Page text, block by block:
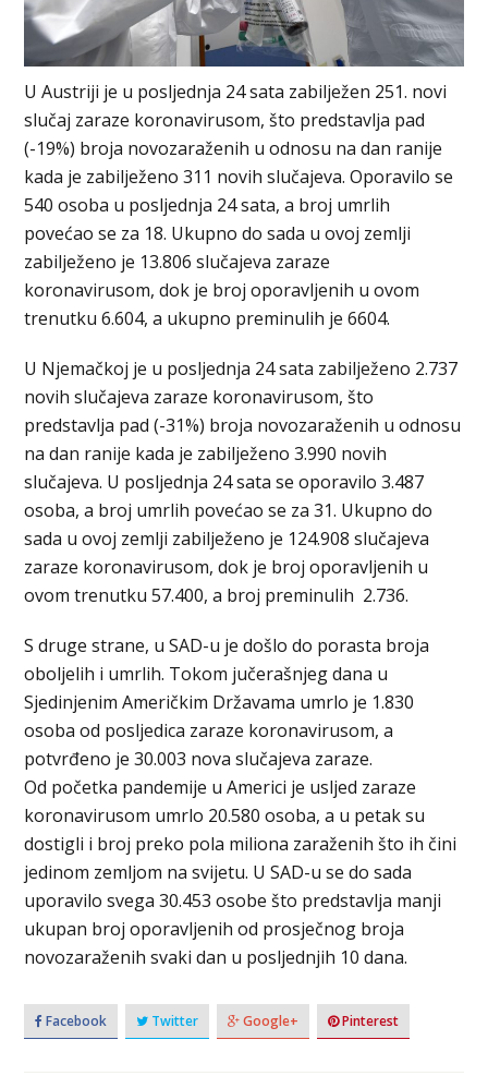
U Austriji je u posljednja 24 sata zabilježen 251. novi
slučaj zaraze koronavirusom, što predstavlja pad
(-19%) broja novozaraženih u odnosu na dan ranije
kada je zabilježeno 311 novih slučajeva. Oporavilo se
540 osoba u posljednja 24 sata, a broj umrlih
povećao se za 18. Ukupno do sada u ovoj zemlji
zabilježeno je 13.806 slučajeva zaraze
koronavirusom, dok je broj oporavljenih u ovom
trenutku 6.604, a ukupno preminulih je 6604.
U Njemačkoj je u posljednja 24 sata zabilježeno 2.737
novih slučajeva zaraze koronavirusom, što
predstavlja pad (-31%) broja novozaraženih u odnosu
na dan ranije kada je zabilježeno 3.990 novih
slučajeva. U posljednja 24 sata se oporavilo 3.487
osoba, a broj umrlih povećao se za 31. Ukupno do
sada u ovoj zemlji zabilježeno je 124.908 slučajeva
zaraze koronavirusom, dok je broj oporavljenih u
ovom trenutku 57.400, a broj preminulih 2.736.
S druge strane, u SAD-u je došlo do porasta broja
oboljelih i umrlih. Tokom jučerašnjeg dana u
Sjedinjenim Američkim Državama umrlo je 1.830
osoba od posljedica zaraze koronavirusom, a
potvrđeno je 30.003 nova slučajeva zaraze.
Od početka pandemije u Americi je usljed zaraze
koronavirusom umrlo 20.580 osoba, a u petak su
dostigli i broj preko pola miliona zaraženih što ih čini
jedinom zemljom na svijetu. U SAD-u se do sada
uporavilo svega 30.453 osobe što predstavlja manji
ukupan broj oporavljenih od prosječnog broja
novozaraženih svaki dan u posljednjih 10 dana.
Facebook Twitter Google+ Pinterest